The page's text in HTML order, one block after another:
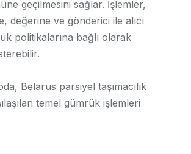
geçilmesini sağlar. İşlemler,
değerine ve gönderici ile alıcı
politikalarına bağlı olarak
Belarus parsiyel taşımacılık
temel gümrük işlemleri